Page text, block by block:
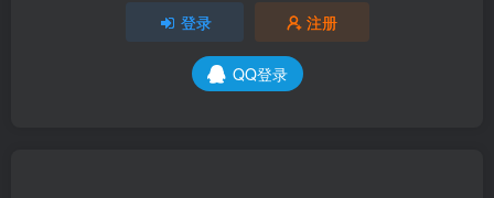
登录 注册
QQ登录